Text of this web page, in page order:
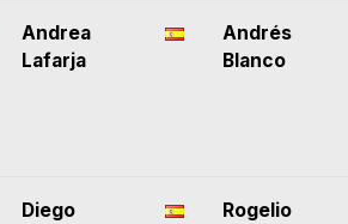
Andrea
Lafarja
Andrés
Blanco
Diego
Rogelio